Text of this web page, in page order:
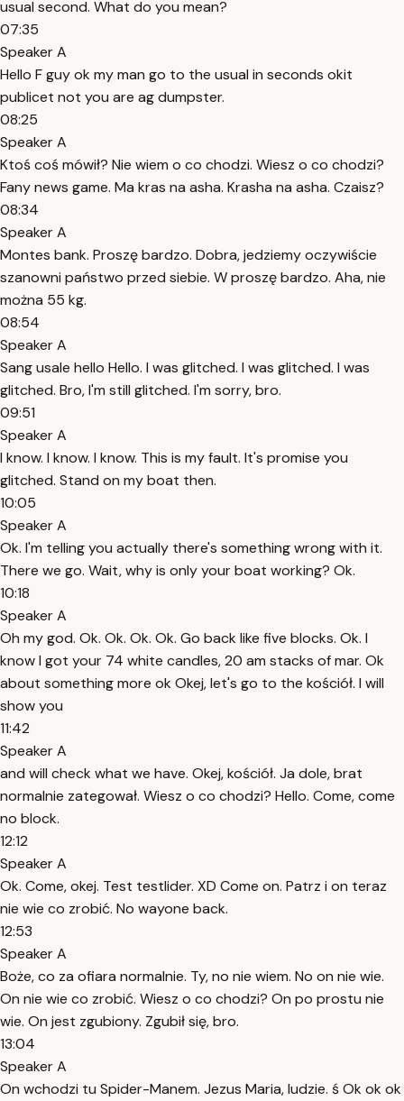
usual second. What do you mean?
07:35
Speaker A
Hello F guy ok my man go to the usual in seconds okit
publicet not you are ag dumpster.
08:25
Speaker A
Ktoś coś mówił? Nie wiem o co chodzi. Wiesz o co chodzi?
Fany news game. Ma kras na asha. Krasha na asha. Czaisz?
08:34
Speaker A
Montes bank. Proszę bardzo. Dobra, jedziemy oczywiście
szanowni państwo przed siebie. W proszę bardzo. Aha, nie
można 55 kg.
08:54
Speaker A
Sang usale hello Hello. I was glitched. I was glitched. I was
glitched. Bro, I'm still glitched. I'm sorry, bro.
09:51
Speaker A
I know. I know. I know. This is my fault. It's promise you
glitched. Stand on my boat then.
10:05
Speaker A
Ok. I'm telling you actually there's something wrong with it.
There we go. Wait, why is only your boat working? Ok.
10:18
Speaker A
Oh my god. Ok. Ok. Ok. Ok. Go back like five blocks. Ok. I
know I got your 74 white candles, 20 am stacks of mar. Ok
about something more ok Okej, let's go to the kościół. I will
show you
11:42
Speaker A
and will check what we have. Okej, kościół. Ja dole, brat
normalnie zategował. Wiesz o co chodzi? Hello. Come, come
no block.
12:12
Speaker A
Ok. Come, okej. Test testlider. XD Come on. Patrz i on teraz
nie wie co zrobić. No wayone back.
12:53
Speaker A
Boże, co za ofiara normalnie. Ty, no nie wiem. No on nie wie.
On nie wie co zrobić. Wiesz o co chodzi? On po prostu nie
wie. On jest zgubiony. Zgubił się, bro.
13:04
Speaker A
On wchodzi tu Spider-Manem. Jezus Maria, ludzie. ś Ok ok ok